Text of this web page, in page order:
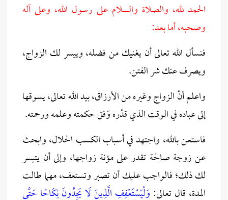
الحمد لله، والصلاة والسلام على رسول الله، وعلى آله
وصحبه، أما بعد:
فنسأل الله تعالى أن يغنيك من فضله، وييسر لك الزواج،
ويصرف عنك شر الفتن.
واعلم أنّالزواج وغيره من الأرزاق، بيد الله تعالى، يسوقها
إلى عباده في الوقت الذي قدّره وَفق حكمته وعلمه ورحمته.
فاستعن بالله، واجتهد في أسباب الكسب الحلال، وابحث
عن زوجة صالحة تقدر على مؤنة زواجها، وإلى أن يتيسر
لك ذلك؛ فالواجب عليك أن تصبر وتستعف، مهما طالت
المدة، قال تعالى: وَلْيَسْتَعْفِفِ الَّذِينَ لَا يَجِدُونَ نِكَاحًا حَتَّى